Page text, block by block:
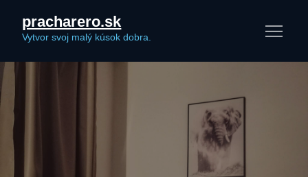
pracharero.sk
Vytvor svoj malý kúsok dobra.